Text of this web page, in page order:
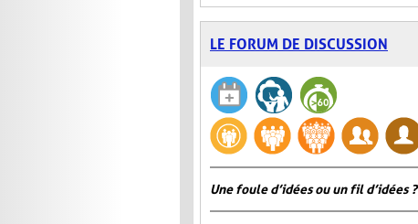
LE FORUM DE DISCUSSION
Une foule d’idées ou un fil d’idées ?